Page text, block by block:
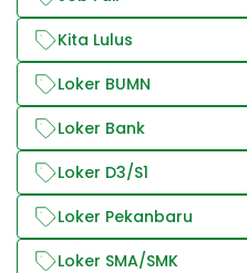
Kita Lulus
Loker BUMN
Loker Bank
Loker D3/S1
Loker Pekanbaru
Loker SMA/SMK